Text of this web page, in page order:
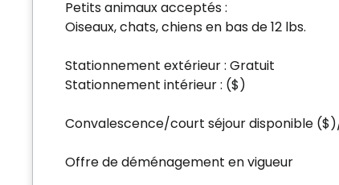
Petits animaux acceptés :
Oiseaux, chats, chiens en bas de 12 lbs.
Stationnement extérieur : Gratuit
Stationnement intérieur : ($)
Convalescence/court séjour disponible
Offre de déménagement en vigueur